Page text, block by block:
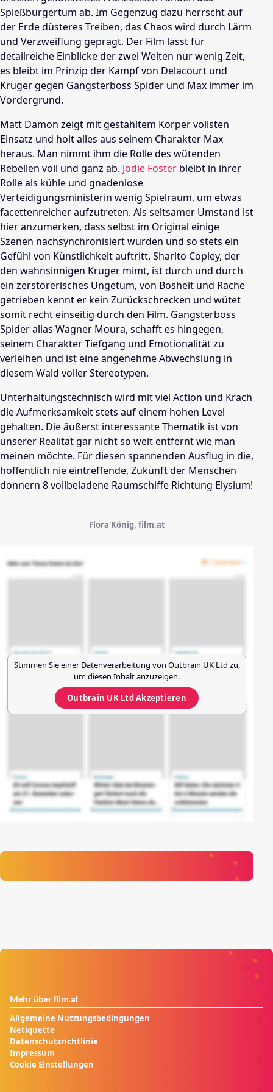
Spießbürgertum ab. Im Gegenzug dazu herrscht auf
der Erde düsteres Treiben, das Chaos wird durch Lärm
und Verzweiflung geprägt. Der Film lässt für
detailreiche Einblicke der zwei Welten nur wenig Zeit,
es bleibt im Prinzip der Kampf von Delacourt und
Kruger gegen Gangsterboss Spider und Max immer im
Vordergrund.
Matt Damon zeigt mit gestähltem Körper vollsten
Einsatz und holt alles aus seinem Charakter Max
heraus. Man nimmt ihm die Rolle des wütenden
Rebellen voll und ganz ab. Jodie Foster bleibt in ihrer
Rolle als kühle und gnadenlose
Verteidigungsministerin wenig Spielraum, um etwas
facettenreicher aufzutreten. Als seltsamer Umstand ist
hier anzumerken, dass selbst im Original einige
Szenen nachsynchronisiert wurden und so stets ein
Gefühl von Künstlichkeit auftritt. Sharlto Copley, der
den wahnsinnigen Kruger mimt, ist durch und durch
ein zerstörerisches Ungetüm, von Bosheit und Rache
getrieben kennt er kein Zurückschrecken und wütet
somit recht einseitig durch den Film. Gangsterboss
Spider alias Wagner Moura, schafft es hingegen,
seinem Charakter Tiefgang und Emotionalität zu
verleihen und ist eine angenehme Abwechslung in
diesem Wald voller Stereotypen.
Unterhaltungstechnisch wird mit viel Action und Krach
die Aufmerksamkeit stets auf einem hohen Level
gehalten. Die äußerst interessante Thematik ist von
unserer Realität gar nicht so weit entfernt wie man
meinen möchte. Für diesen spannenden Ausflug in die,
hoffentlich nie eintreffende, Zukunft der Menschen
donnern 8 vollbeladene Raumschiffe Richtung Elysium!
Flora König, film.at
Stimmen Sie einer Datenverarbeitung von Outbrain UK Ltd zu,
um diesen Inhalt anzuzeigen.
Outbrain UK LtdAkzeptieren
Mehr über film.at
Allgemeine Nutzungsbedingungen
Netiquette
Datenschutzrichtlinie
Impressum
Cookie Einstellungen